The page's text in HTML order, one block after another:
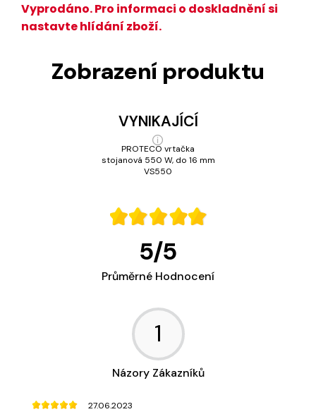
Vyprodáno. Pro informaci o doskladnění si
nastavte hlídání zboží.
Zobrazení produktu
VYNIKAJÍCÍ
PROTECO vrtačka
stojanová 550 W, do 16 mm
VS550
5/5
Průměrné Hodnocení
1
Názory Zákazníků
27.06.2023